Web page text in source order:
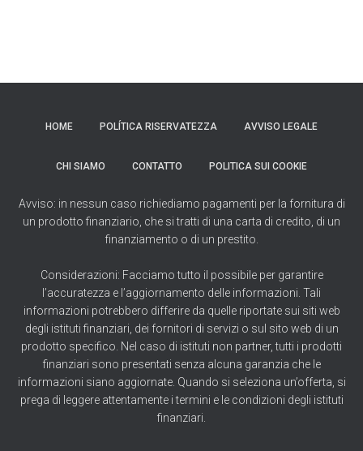
HOME POLÍTICA RISERVATEZZA AVVISO LEGALE
CHI SIAMO CONTATTO POLITICA SUI COOKIE
Avviso: in nessun caso richiediamo pagamenti per la fornitura di
un prodotto finanziario, che si tratti di una carta di credito, di un
finanziamento o di un prestito.
Considerazioni: Facciamo tutto il possibile per garantire
l’accuratezza e l’aggiornamento delle informazioni. Tali
informazioni potrebbero differire da quelle riportate sui siti web
degli istituti finanziari, dei fornitori di servizi o sul sito web di un
prodotto specifico. Nel caso di istituti non partner, tutti i prodotti
finanziari sono presentati senza alcuna garanzia che le
informazioni siano aggiornate. Quando si seleziona un’offerta, si
prega di leggere attentamente i termini e le condizioni degli istituti
finanziari.